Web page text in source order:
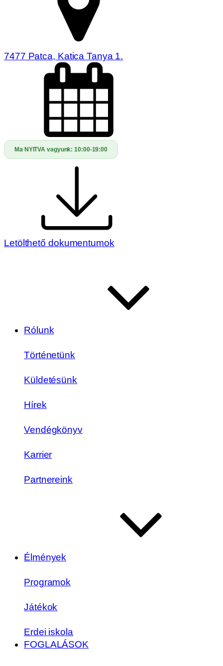
7477 Patca, Katica Tanya 1.
Ma NYITVA vagyunk:10:00-19:00
Letölthető dokumentumok
Rólunk
Történetünk
Küldetésünk
Hírek
Vendégkönyv
Karrier
Partnereink
Élmények
Programok
Játékok
Erdei iskola
FOGLALÁSOK